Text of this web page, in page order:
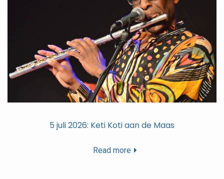
5 juli 2026: Keti Koti aan de Maas
Read more